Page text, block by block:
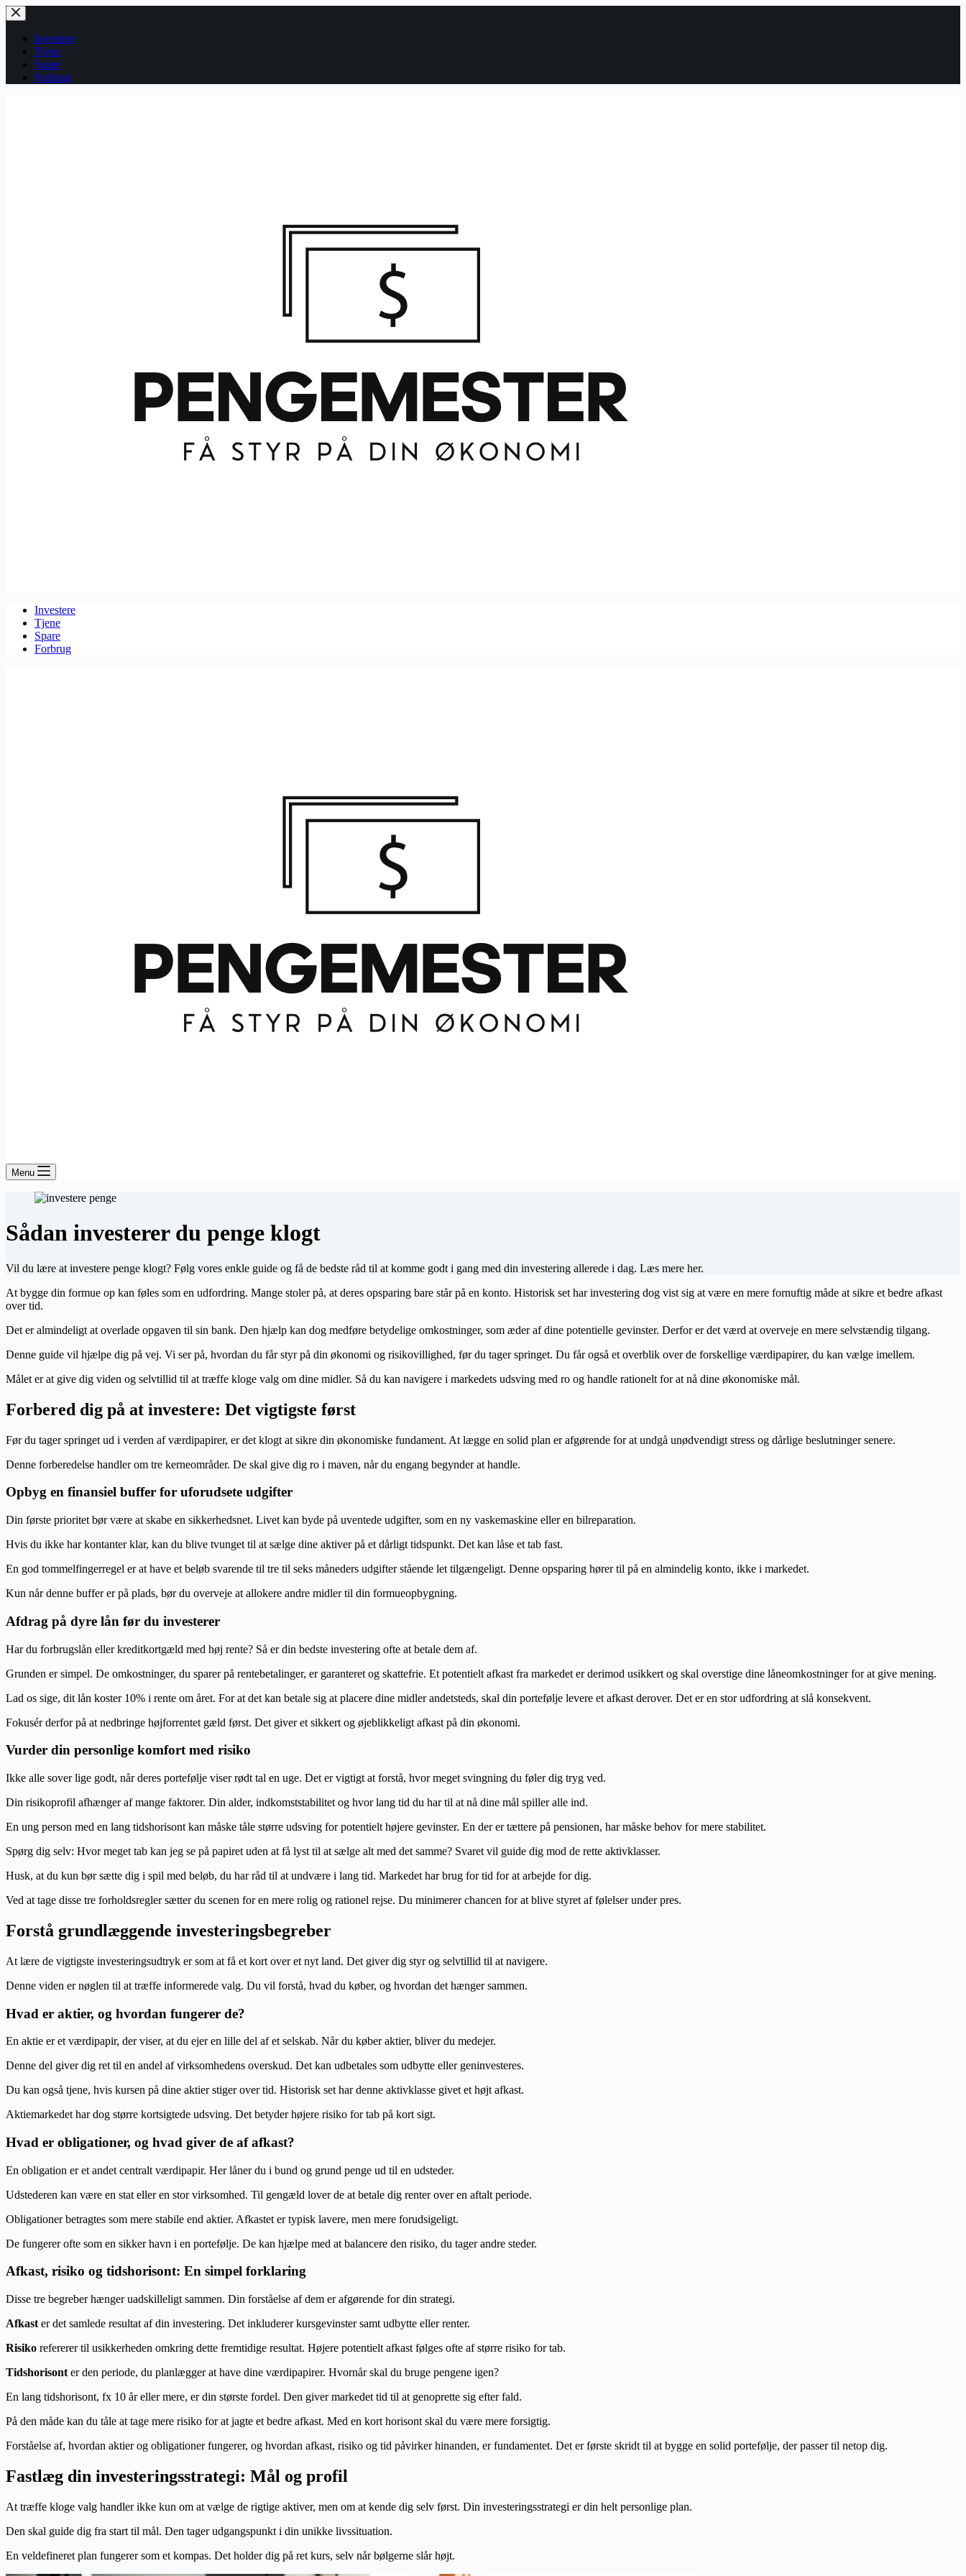
Fortsæt
til
indholdInvestere
Tjene
Spare
Forbrug
Investere
Tjene
Spare
Forbrug
Menu
Sådan investerer du penge klogt
Vil du lære at investere penge klogt? Følg vores enkle guide og få de bedste råd til at komme godt i gang med din investering allerede i dag. Læs mere her.
At bygge din formue op kan føles som en udfordring. Mange stoler på, at deres opsparing bare står på en konto. Historisk set har investering dog vist sig at være en mere fornuftig måde at sikre et bedre afkast
over tid.
Det er almindeligt at overlade opgaven til sin bank. Den hjælp kan dog medføre betydelige omkostninger, som æder af dine potentielle gevinster. Derfor er det værd at overveje en mere selvstændig tilgang.
Denne guide vil hjælpe dig på vej. Vi ser på, hvordan du får styr på din økonomi og risikovillighed, før du tager springet. Du får også et overblik over de forskellige værdipapirer, du kan vælge imellem.
Målet er at give dig viden og selvtillid til at træffe kloge valg om dine midler. Så du kan navigere i markedets udsving med ro og handle rationelt for at nå dine økonomiske mål.
Forbered dig på at investere: Det vigtigste først
Før du tager springet ud i verden af værdipapirer, er det klogt at sikre din økonomiske fundament. At lægge en solid plan er afgørende for at undgå unødvendigt stress og dårlige beslutninger senere.
Denne forberedelse handler om tre kerneområder. De skal give dig ro i maven, når du engang begynder at handle.
Opbyg en finansiel buffer for uforudsete udgifter
Din første prioritet bør være at skabe en sikkerhedsnet. Livet kan byde på uventede udgifter, som en ny vaskemaskine eller en bilreparation.
Hvis du ikke har kontanter klar, kan du blive tvunget til at sælge dine aktiver på et dårligt tidspunkt. Det kan låse et tab fast.
En god tommelfingerregel er at have et beløb svarende til tre til seks måneders udgifter stående let tilgængeligt. Denne opsparing hører til på en almindelig konto, ikke i markedet.
Kun når denne buffer er på plads, bør du overveje at allokere andre midler til din formueopbygning.
Afdrag på dyre lån før du investerer
Har du forbrugslån eller kreditkortgæld med høj rente? Så er din bedste investering ofte at betale dem af.
Grunden er simpel. De omkostninger, du sparer på rentebetalinger, er garanteret og skattefrie. Et potentielt afkast fra markedet er derimod usikkert og skal overstige dine låneomkostninger for at give mening.
Lad os sige, dit lån koster 10% i rente om året. For at det kan betale sig at placere dine midler andetsteds, skal din portefølje levere et afkast derover. Det er en stor udfordring at slå konsekvent.
Fokusér derfor på at nedbringe højforrentet gæld først. Det giver et sikkert og øjeblikkeligt afkast på din økonomi.
Vurder din personlige komfort med risiko
Ikke alle sover lige godt, når deres portefølje viser rødt tal en uge. Det er vigtigt at forstå, hvor meget svingning du føler dig tryg ved.
Din risikoprofil afhænger af mange faktorer. Din alder, indkomststabilitet og hvor lang tid du har til at nå dine mål spiller alle ind.
En ung person med en lang tidshorisont kan måske tåle større udsving for potentielt højere gevinster. En der er tættere på pensionen, har måske behov for mere stabilitet.
Spørg dig selv: Hvor meget tab kan jeg se på papiret uden at få lyst til at sælge alt med det samme? Svaret vil guide dig mod de rette aktivklasser.
Husk, at du kun bør sætte dig i spil med beløb, du har råd til at undvære i lang tid. Markedet har brug for tid for at arbejde for dig.
Ved at tage disse tre forholdsregler sætter du scenen for en mere rolig og rationel rejse. Du minimerer chancen for at blive styret af følelser under pres.
Forstå grundlæggende investeringsbegreber
At lære de vigtigste investeringsudtryk er som at få et kort over et nyt land. Det giver dig styr og selvtillid til at navigere.
Denne viden er nøglen til at træffe informerede valg. Du vil forstå, hvad du køber, og hvordan det hænger sammen.
Hvad er aktier, og hvordan fungerer de?
En aktie er et værdipapir, der viser, at du ejer en lille del af et selskab. Når du køber aktier, bliver du medejer.
Denne del giver dig ret til en andel af virksomhedens overskud. Det kan udbetales som udbytte eller geninvesteres.
Du kan også tjene, hvis kursen på dine aktier stiger over tid. Historisk set har denne aktivklasse givet et højt afkast.
Aktiemarkedet har dog større kortsigtede udsving. Det betyder højere risiko for tab på kort sigt.
Hvad er obligationer, og hvad giver de af afkast?
En obligation er et andet centralt værdipapir. Her låner du i bund og grund penge ud til en udsteder.
Udstederen kan være en stat eller en stor virksomhed. Til gengæld lover de at betale dig renter over en aftalt periode.
Obligationer betragtes som mere stabile end aktier. Afkastet er typisk lavere, men mere forudsigeligt.
De fungerer ofte som en sikker havn i en portefølje. De kan hjælpe med at balancere den risiko, du tager andre steder.
Afkast, risiko og tidshorisont: En simpel forklaring
Disse tre begreber hænger uadskilleligt sammen. Din forståelse af dem er afgørende for din strategi.
Afkast er det samlede resultat af din investering. Det inkluderer kursgevinster samt udbytte eller renter.
Risiko refererer til usikkerheden omkring dette fremtidige resultat. Højere potentielt afkast følges ofte af større risiko for tab.
Tidshorisont er den periode, du planlægger at have dine værdipapirer. Hvornår skal du bruge pengene igen?
En lang tidshorisont, fx 10 år eller mere, er din største fordel. Den giver markedet tid til at genoprette sig efter fald.
På den måde kan du tåle at tage mere risiko for at jagte et bedre afkast. Med en kort horisont skal du være mere forsigtig.
Forståelse af, hvordan aktier og obligationer fungerer, og hvordan afkast, risiko og tid påvirker hinanden, er fundamentet. Det er første skridt til at bygge en solid portefølje, der passer til netop dig.
Fastlæg din investeringsstrategi: Mål og profil
At træffe kloge valg handler ikke kun om at vælge de rigtige aktiver, men om at kende dig selv først. Din investeringsstrategi er din helt personlige plan.
Den skal guide dig fra start til mål. Den tager udgangspunkt i din unikke livssituation.
En veldefineret plan fungerer som et kompas. Det holder dig på ret kurs, selv når bølgerne slår højt.